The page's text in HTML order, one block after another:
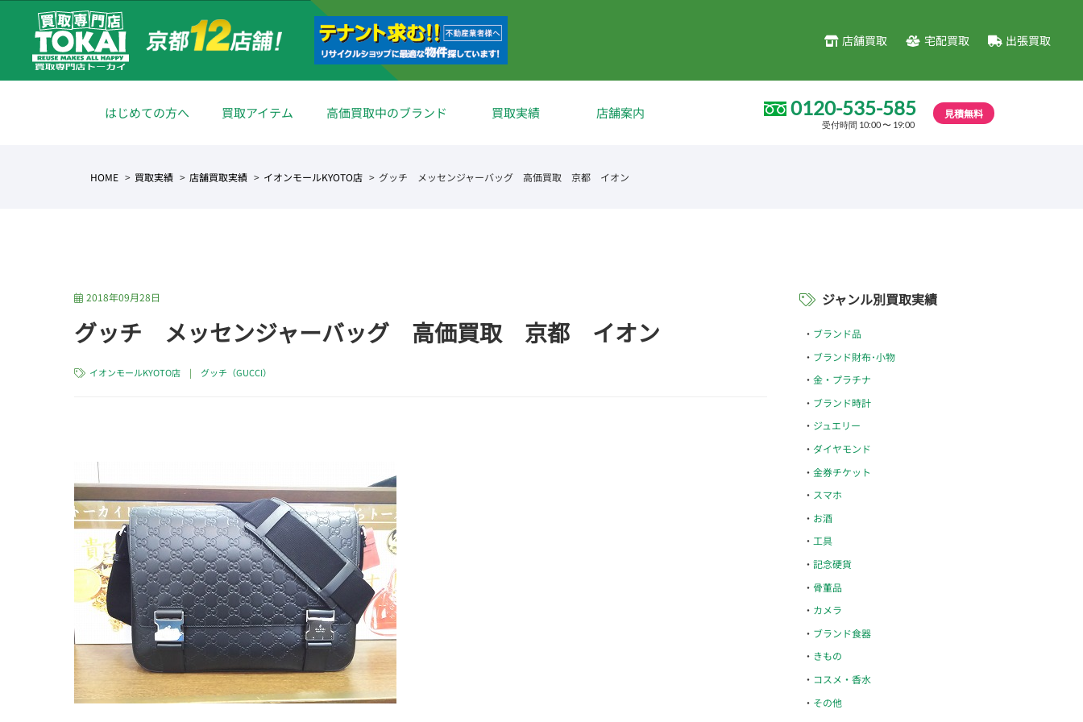
店舗買取 宅配買取 出張買取
はじめての方へ 買取アイテム 高価買取中のブランド 買取実績 店舗案内 0120-535-585
受付時間 10:00 〜 19:00
見積無料
HOME 買取実績 店舗買取実績 イオンモールKYOTO店 グッチ メッセンジャーバッグ 高価買取 京都 イオン
2018年09月28日
グッチ メッセンジャーバッグ 高価買取 京都 イオン
イオンモールKYOTO店 | グッチ（GUCCI）
ジャンル別買取実績
ブランド品
ブランド財布･小物
金・プラチナ
ブランド時計
ジュエリー
ダイヤモンド
金券チケット
スマホ
お酒
工具
記念硬貨
骨董品
カメラ
ブランド食器
きもの
コスメ・香水
その他